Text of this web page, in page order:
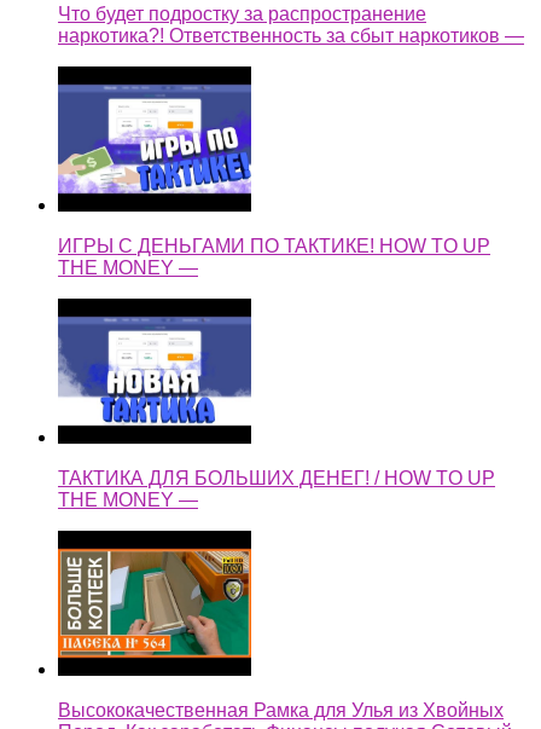
Что будет подростку за распространение
наркотика?! Ответственность за сбыт наркотиков —
ИГРЫ С ДЕНЬГАМИ ПО ТАКТИКЕ! HOW TO UP
THE MONEY —
ТАКТИКА ДЛЯ БОЛЬШИХ ДЕНЕГ! / HOW TO UP
THE MONEY —
Высококачественная Рамка для Улья из Хвойных